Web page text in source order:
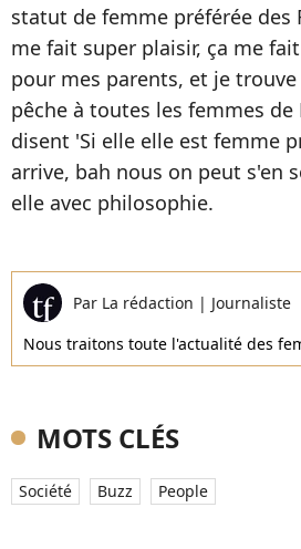
statut de femme préférée des
me fait super plaisir, ça me
pour mes parents, et je
pêche à toutes les femmes de
disent 'Si elle elle est femme
arrive, bah nous on peut s'en
elle avec philosophie.
Par La rédaction | Journaliste
Nous traitons toute l'actualité des
MOTS CLÉS
Société Buzz People